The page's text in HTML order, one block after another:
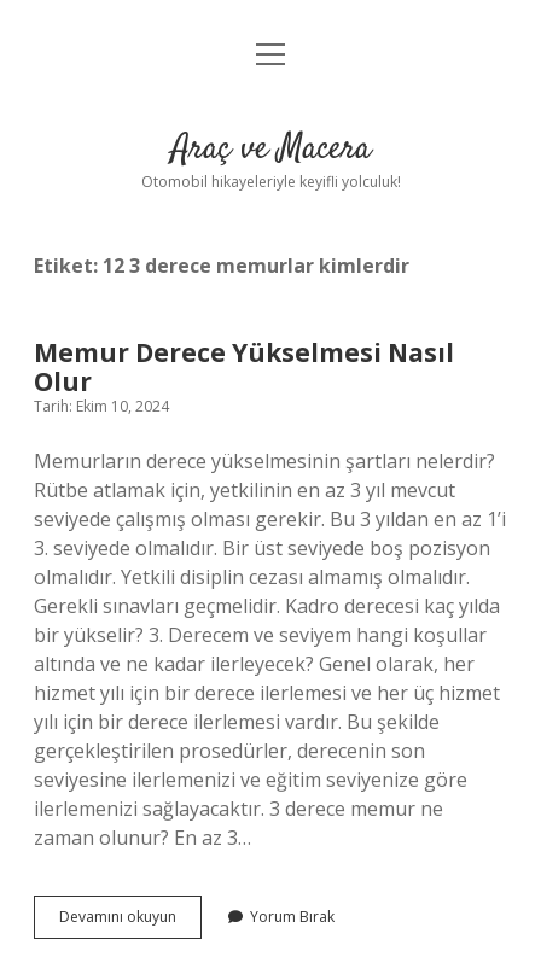
Anasayfa
Yasal Uyarı
menüyü
Araç ve Macera
Otomobil hikayeleriyle keyifli yolculuk!
Etiket: 12 3 derece memurlar kimlerdir
Memur Derece Yükselmesi Nasıl
Olur
Tarih: Ekim 10, 2024
Memurların derece yükselmesinin şartları nelerdir?
Rütbe atlamak için, yetkilinin en az 3 yıl mevcut
seviyede çalışmış olması gerekir. Bu 3 yıldan en az 1’i
3. seviyede olmalıdır. Bir üst seviyede boş pozisyon
olmalıdır. Yetkili disiplin cezası almamış olmalıdır.
Gerekli sınavları geçmelidir. Kadro derecesi kaç yılda
bir yükselir? 3. Derecem ve seviyem hangi koşullar
altında ve ne kadar ilerleyecek? Genel olarak, her
hizmet yılı için bir derece ilerlemesi ve her üç hizmet
yılı için bir derece ilerlemesi vardır. Bu şekilde
gerçekleştirilen prosedürler, derecenin son
seviyesine ilerlemenizi ve eğitim seviyenize göre
ilerlemenizi sağlayacaktır. 3 derece memur ne
zaman olunur? En az 3…
Devamını okuyun
Derece
Yorum Bırak